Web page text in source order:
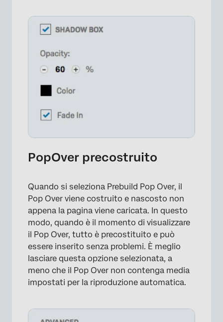
PopOver precostruito
Quando si seleziona Prebuild Pop Over, il
Pop Over viene costruito e nascosto non
appena la pagina viene caricata. In questo
modo, quando è il momento di visualizzare
il Pop Over, tutto è precostituito e può
essere inserito senza problemi. È meglio
lasciare questa opzione selezionata, a
meno che il Pop Over non contenga media
impostati per la riproduzione automatica.